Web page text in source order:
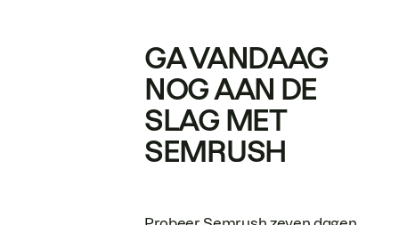
GA VANDAAG
NOG AAN DE
SLAG MET
SEMRUSH